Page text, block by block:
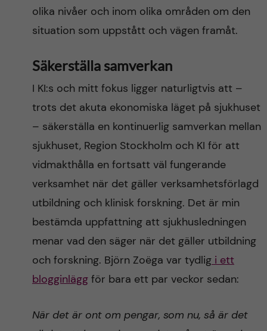
olika nivåer och inom olika områden om den
situation som uppstått och vägen framåt.
Säkerställa samverkan
I KI:s och mitt fokus ligger naturligtvis att –
trots det akuta ekonomiska läget på sjukhuset
– säkerställa en kontinuerlig samverkan mellan
sjukhuset, Region Stockholm och KI för att
vidmakthålla en fortsatt väl fungerande
verksamhet när det gäller verksamhetsförlagd
utbildning och klinisk forskning. Det är min
bestämda uppfattning att sjukhusledningen
menar vad den säger när det gäller utbildning
och forskning. Björn Zoëga var tydligi ett
blogginläggför bara ett par veckor sedan:
När det är ont om pengar, som nu, så är det